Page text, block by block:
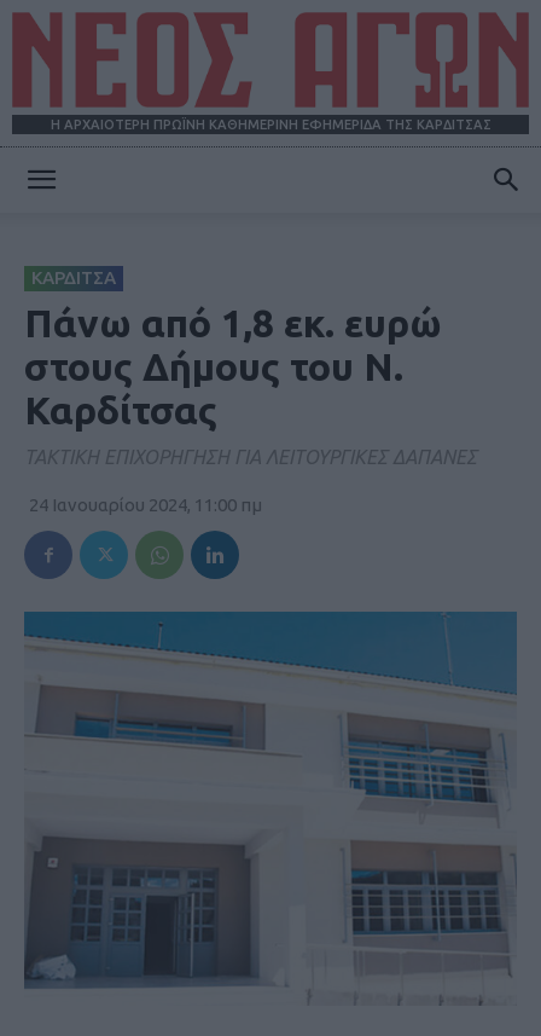
Η ΑΡΧΑΙΟΤΕΡΗ ΠΡΩΪΝΗ ΚΑΘΗΜΕΡΙΝΗ ΕΦΗΜΕΡΙΔΑ ΤΗΣ ΚΑΡΔΙΤΣΑΣ
ΚΑΡΔΙΤΣΑ
Πάνω από 1,8 εκ. ευρώ
στους Δήμους του Ν.
Καρδίτσας
TAKTIKH EΠΙΧΟΡΗΓΗΣΗ ΓΙΑ ΛΕΙΤΟΥΡΓΙΚΕΣ ΔΑΠΑΝΕΣ
24 Ιανουαρίου 2024, 11:00 πμ